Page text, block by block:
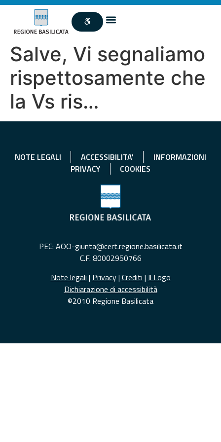
Salve, Vi segnaliamo
rispettosamente che
la Vs ris…
NOTE LEGALI ACCESSIBILITA'
INFORMAZIONI
PRIVACY
COOKIES
PEC: AOO-giunta@cert.regione.basilicata.it
C.F. 80002950766
Note legali | Privacy| Crediti | Il Logo
Dichiarazione di accessibilità
©2010 Regione Basilicata